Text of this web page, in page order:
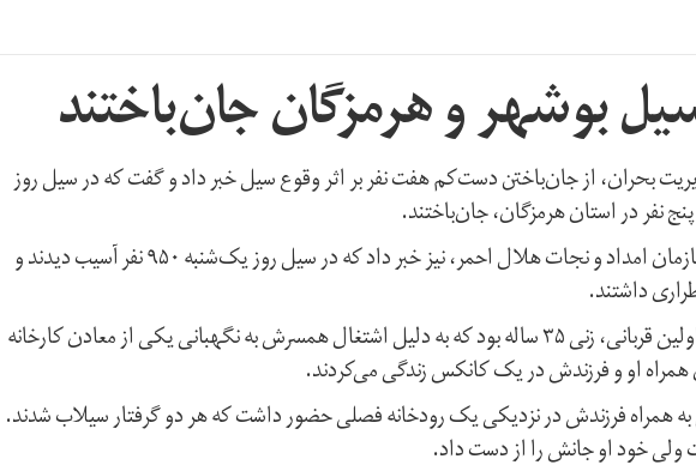
بوشهر و هرمزگان جان‌باختند
بحران، از جان‌باختن دست‌کم هفت نفر بر اثر وقوع سیل خبر داد و گفت که در سیل روز
نفر در استان هرمزگان، جان‌باختند.
همزمان مهدی ولی پور، رییس سازمان امداد و نجات هلال احمر، نیز خبر داد که در سیل روز یک‌شنبه ۹۵۰ نفر آسیب دیدند و
در سیل دشتستان استان بوشهر، اولین قربانی، زنی ۳۵ ساله بود که به دلیل اشتغال همسرش به نگهبانی یکی از معادن کارخانه
او و فرزندش‌ در یک کانکس زندگی می‌کردند.
همراه فرزندش در نزدیکی یک رودخانه فصلی حضور داشت که هر دو گرفتار سیلاب شدند.
ولی خود او جانش را از دست داد.